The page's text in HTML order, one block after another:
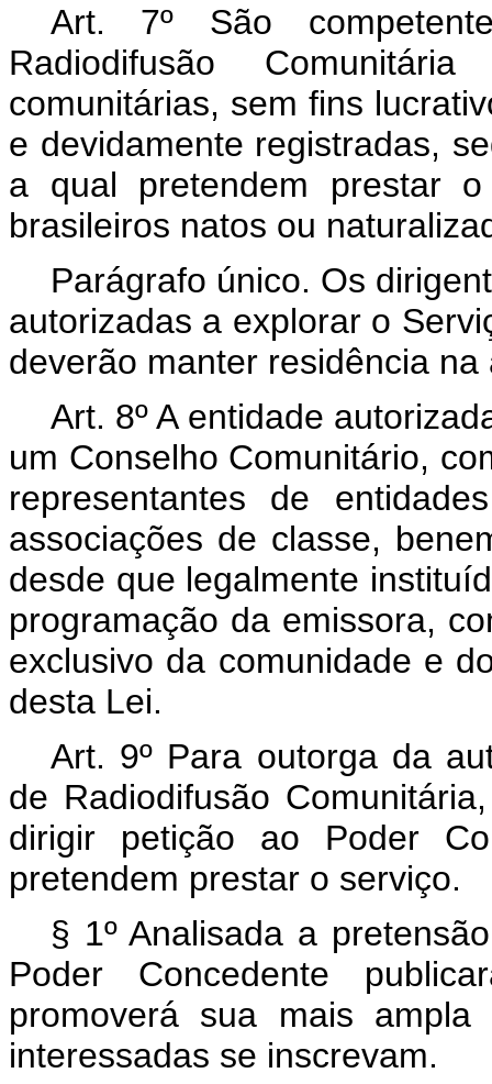
Art. 7º São
Radiodifusão
comunitárias, sem fins
e devidamente registradas,
a qual pretendem prestar
brasileiros natos ou
Parágrafo único. Os
autorizadas a explorar o
deverão manter residência
Art. 8º A entidade
um Conselho Comunitário,
representantes de
associações de classe,
desde que legalmente
programação da emissora,
exclusivo da comunidade e
desta Lei.
Art. 9º Para outorga da
de Radiodifusão
dirigir petição ao Poder
pretendem prestar o serviço.
§ 1º Analisada a
Poder Concedente
promoverá sua mais
interessadas se inscrevam.